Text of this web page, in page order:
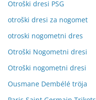
Otroški dresi PSG
otroški dresi za nogomet
otroski nogometni dres
Otroški Nogometni dresi
Otroški nogometni dresi
Ousmane Dembélé tröja